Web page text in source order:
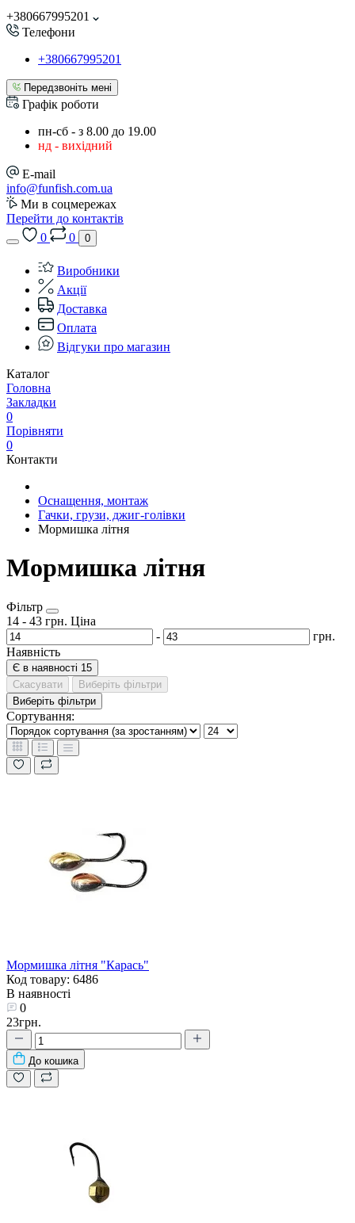
+380667995201
Телефони
+380667995201
Передзвоніть мені
Графік роботи
пн-сб - з 8.00 до 19.00
нд - вихідний
E-mail
info@funfish.com.ua
Ми в соцмережах
Перейти до контактів
0
0 0
Виробники
Акції
Доставка
Оплата
Відгуки про магазин
Каталог
Головна
Закладки
0
Порівняти
0
Контакти
Оснащення, монтаж
Гачки, грузи, джиг-голівки
Мормишка літня
Мормишка літня
Фільтр
14 - 43 грн. Ціна
-
грн.
Наявність
Є в наявності 15
Скасувати
Виберіть фільтри
Виберіть фільтри
Сортування:
Мормишка літня "Карась"
Код товару: 6486
В наявності
0
23грн.
До кошика